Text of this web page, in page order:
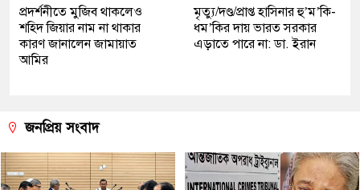
প্রদর্শনীতে মুজিব থাকলেও
শহিদ জিয়ার নাম না থাকার
কারণ জানালেন জামায়াত
আমির
মৃত্যু/দণ্ড/প্রাপ্ত হাসিনার হু’ম’কি-
ধম’কির দায় ভারত সরকার
এড়াতে পারে না: ডা. ইরান
জনপ্রিয় সংবাদ